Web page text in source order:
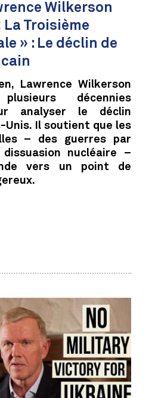
Wilkerson
Troisième
» : Le déclin de
Lawrence Wilkerson
décennies
analyser le déclin
Unis. Il soutient que les
– des guerres par
nucléaire –
vers un point de